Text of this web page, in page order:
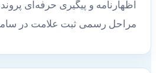
اظهارنامه و پیگیری حرفه‌ای
مراحل رسمی ثبت علامت در